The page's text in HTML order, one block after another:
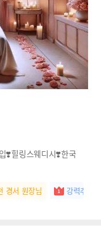
❣️힐링스웨디시❣️한국
경서 원장님 강력추천